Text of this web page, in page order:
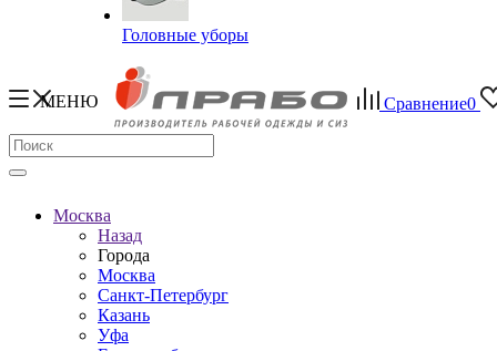
Головные уборы
МЕНЮ Сравнение0
Москва
Назад
Города
Москва
Санкт-Петербург
Казань
Уфа